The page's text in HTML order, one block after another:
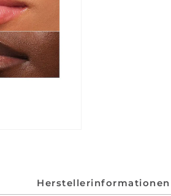
Herstellerinformationen